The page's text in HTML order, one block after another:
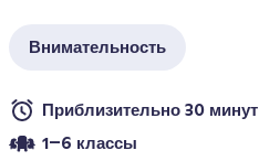
Внимательность
Приблизительно 30 минут
1–6 классы